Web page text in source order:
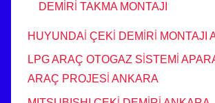
DEMİRİ TAKMA MONTAJI
HUYUNDAİ ÇEKİ DEMİRİ MONTAJI
LPG ARAÇ OTOGAZ SİSTEMİ
ARAÇ PROJESİ ANKARA